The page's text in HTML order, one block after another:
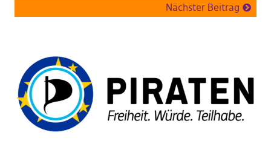
Nächster Beitrag